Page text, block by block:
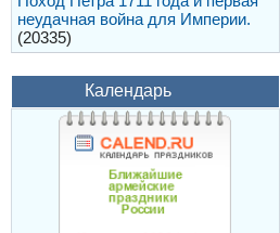
неудачная война для Империи.
(20335)
Календарь